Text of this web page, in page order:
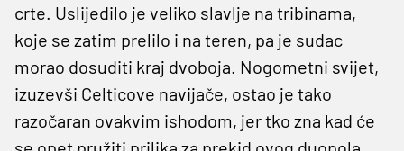
crte. Uslijedilo je veliko slavlje na tribinama,
koje se zatim prelilo i na teren, pa je sudac
morao dosuditi kraj dvoboja. Nogometni svijet,
izuzevši Celticove navijače, ostao je tako
razočaran ovakvim ishodom, jer tko zna kad će